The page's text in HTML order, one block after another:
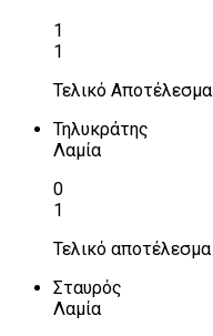
1
1
Τελικό Αποτέλεσμα
Τηλυκράτης
Λαμία
0
1
Τελικό αποτέλεσμα
Σταυρός
Λαμία